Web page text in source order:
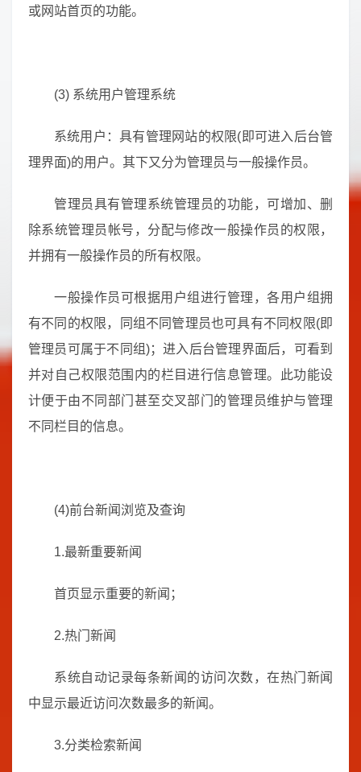
或网站首页的功能。
(3) 系统用户管理系统
系统用户：具有管理网站的权限(即可进入后台管
理界面)的用户。其下又分为管理员与一般操作员。
管理员具有管理系统管理员的功能，可增加、删
除系统管理员帐号，分配与修改一般操作员的权限，
并拥有一般操作员的所有权限。
一般操作员可根据用户组进行管理，各用户组拥
有不同的权限，同组不同管理员也可具有不同权限(即
管理员可属于不同组)；进入后台管理界面后，可看到
并对自己权限范围内的栏目进行信息管理。此功能设
计便于由不同部门甚至交叉部门的管理员维护与管理
不同栏目的信息。
(4)前台新闻浏览及查询
1.最新重要新闻
首页显示重要的新闻；
2.热门新闻
系统自动记录每条新闻的访问次数，在热门新闻
中显示最近访问次数最多的新闻。
3.分类检索新闻